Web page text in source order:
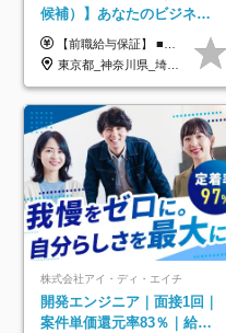
候補）】あなたのビジネス
経験をAI業界で活かす◆IT
未経験OK◆目指せるコンサ
ル
【前職給与保証】 ■未経験者： 月給30万円～35万円 ■ローキャリア（経験目安1年程度）： 月給35万円～40万円 ■経験者（経験目安3年以上）： 月給40万円～60万円 ■即戦力（経験目安5年以上）： 月給45万円～80万円 ※上記金額には固定残業代30時間分 【未経験者5万5000円～7万3000円、 ローキャリア6万4000円～7万3000円、 経験者5万8000円～10万9000円、 即戦力8万2000円～14万5000円】を含みます。 ※30時間を超える場合は追加で全額支給します。 ※経験・能力・前職給与などを総合的に評価したうえでご納得いただけるよう個別決定。 未経験者の場合、前職給与とポテンシャルを査定のうえ決定いたします。 ※日本国内でのIT業界経験、または同等の実務経験と能力に応じて決定します。 ※前職給与は日本円かつ、日本国内での実績に基づき評価します。 【納得の評価システム】 ★クォーター毎に査定する評価制度導入！ 明確な評価基準で翌年度年収を上げましょう！ ★評価対象期間に在籍中のほとんどの社員が昇給し 年収アップを実現しています！ ★様々なインセンティブ制度を用意し多角的に正当評価しています！ ※試用期間6カ月（期間中の待遇等に差異なし）
東京都_神奈川県_埼玉県_千葉県
株式会社アイ・ディ・エイチ
開発エンジニア｜面接1回｜
案件単価還元率83％｜給与